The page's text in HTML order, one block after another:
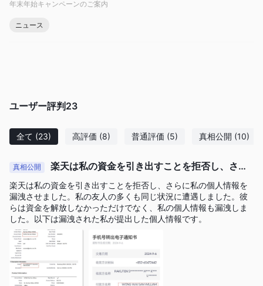
外国為替取引口座の開設に興味がある人は、まず登録プロセスを
metatrader4 プラットフォームへのアクセスが与えられます。デ
• 50 を超える商品 (外国為替、金属、指数) が取引可能。
合は最大 30:1、プロフェッショナル顧客の場合は 400:1 のレバ
レッジ。
• デモ口座は、ライブ MT4 プラットフォームと同じ価格フィー
ドを利用します。
• モバイルデバイスとコンピュータを使って取引を練習します。
で口座を開設する方法 楽天証券？
楽天証券口座開設は簡単で完全にデジタルです。オンライン申請
には約 10 ～ 15 分かかり、アカウントの承認には 1 営業日かか
年末年始キャンペーンのご案内
ニュース
ユーザー評判 23
全て (23) 高評価 (8) 普通評価 (5) 真相公開 (10)
真相公開
楽天は私の資金を引き出すことを拒否し、さら
に私の個人情報を漏洩させます。
楽天は私の資金を引き出すことを拒否し、さらに私の個人情報を
漏洩させました。私の友人の多くも同じ状況に遭遇しました。彼
らは資金を解放しなかっただけでなく、私の個人情報も漏洩しま
した。以下は漏洩された私が提出した個人情報です。